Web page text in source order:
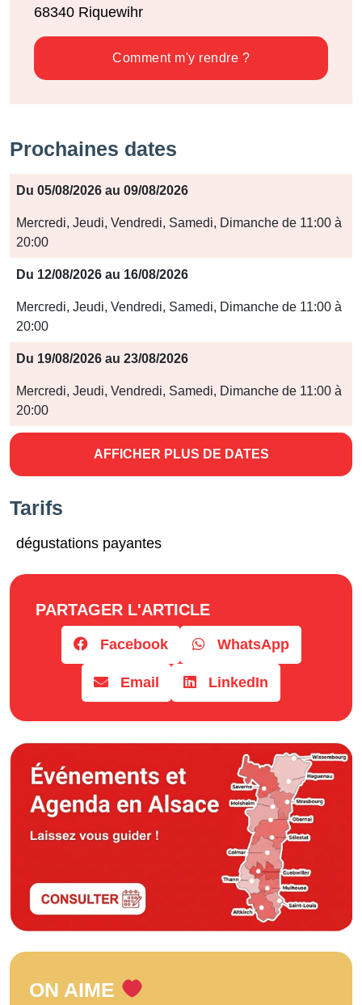
68340 Riquewihr
Comment m'y rendre ?
Prochaines dates
Période
Jours
Du 05/08/2026 au 09/08/2026
Mercredi, Jeudi, Vendredi, Samedi, Dimanche de 11:00 à
20:00
Du 12/08/2026 au 16/08/2026
Mercredi, Jeudi, Vendredi, Samedi, Dimanche de 11:00 à
20:00
Du 19/08/2026 au 23/08/2026
Mercredi, Jeudi, Vendredi, Samedi, Dimanche de 11:00 à
20:00
AFFICHER PLUS DE DATES
Tarifs
dégustations payantes
PARTAGER L'ARTICLE
Facebook WhatsApp
Email LinkedIn
ON AIME